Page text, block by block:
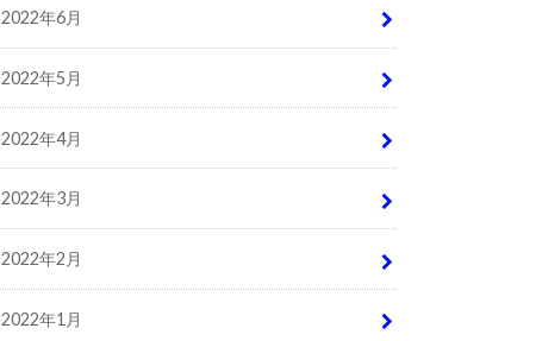
2022年6月
2022年5月
2022年4月
2022年3月
2022年2月
2022年1月